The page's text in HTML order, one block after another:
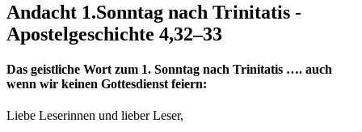
Andacht 1.Sonntag nach Trinitatis -
Apostelgeschichte 4,32–33
Das geistliche Wort zum 1. Sonntag nach Trinitatis …. auch
wenn wir keinen Gottesdienst feiern:
Liebe Leserinnen und lieber Leser,